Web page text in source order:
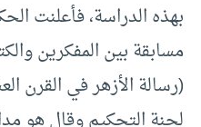
مسابقة بين المفكرين
(رسالة الأزهر في القرن
لجنة التجكيم وقال هو